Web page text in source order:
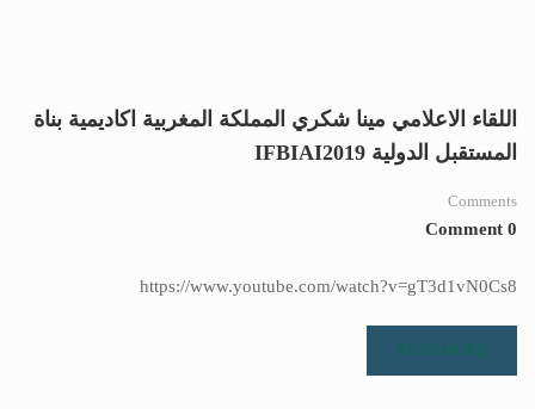
اللقاء الاعلامي مينا شكري المملكة المغربية اكاديمية بناة
المستقبل الدولية IFBIAI2019
Comments
0 Comment
https://www.youtube.com/watch?v=gT3d1vN0Cs8
READ MORE